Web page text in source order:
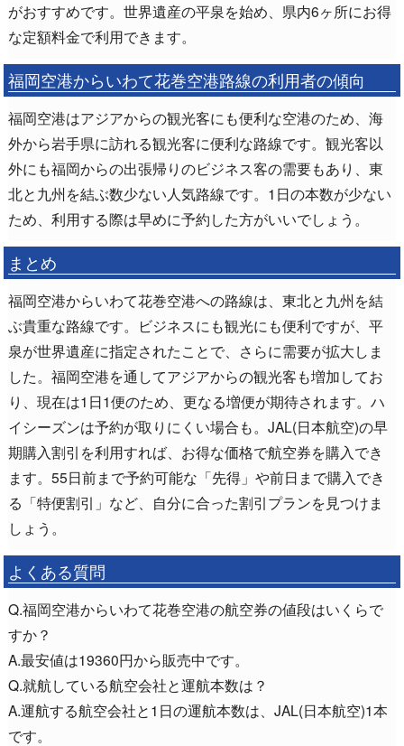
がおすすめです。世界遺産の平泉を始め、県内6ヶ所にお得
な定額料金で利用できます。
福岡空港からいわて花巻空港路線の利用者の傾向
福岡空港はアジアからの観光客にも便利な空港のため、海
外から岩手県に訪れる観光客に便利な路線です。観光客以
外にも福岡からの出張帰りのビジネス客の需要もあり、東
北と九州を結ぶ数少ない人気路線です。1日の本数が少ない
ため、利用する際は早めに予約した方がいいでしょう。
まとめ
福岡空港からいわて花巻空港への路線は、東北と九州を結
ぶ貴重な路線です。ビジネスにも観光にも便利ですが、平
泉が世界遺産に指定されたことで、さらに需要が拡大しま
した。福岡空港を通してアジアからの観光客も増加してお
り、現在は1日1便のため、更なる増便が期待されます。ハ
イシーズンは予約が取りにくい場合も。JAL(日本航空)の早
期購入割引を利用すれば、お得な価格で航空券を購入でき
ます。55日前まで予約可能な「先得」や前日まで購入でき
る「特便割引」など、自分に合った割引プランを見つけま
しょう。
よくある質問
Q.福岡空港からいわて花巻空港の航空券の値段はいくらで
すか？
A.最安値は19360円から販売中です。
Q.就航している航空会社と運航本数は？
A.運航する航空会社と1日の運航本数は、JAL(日本航空)1本
です。